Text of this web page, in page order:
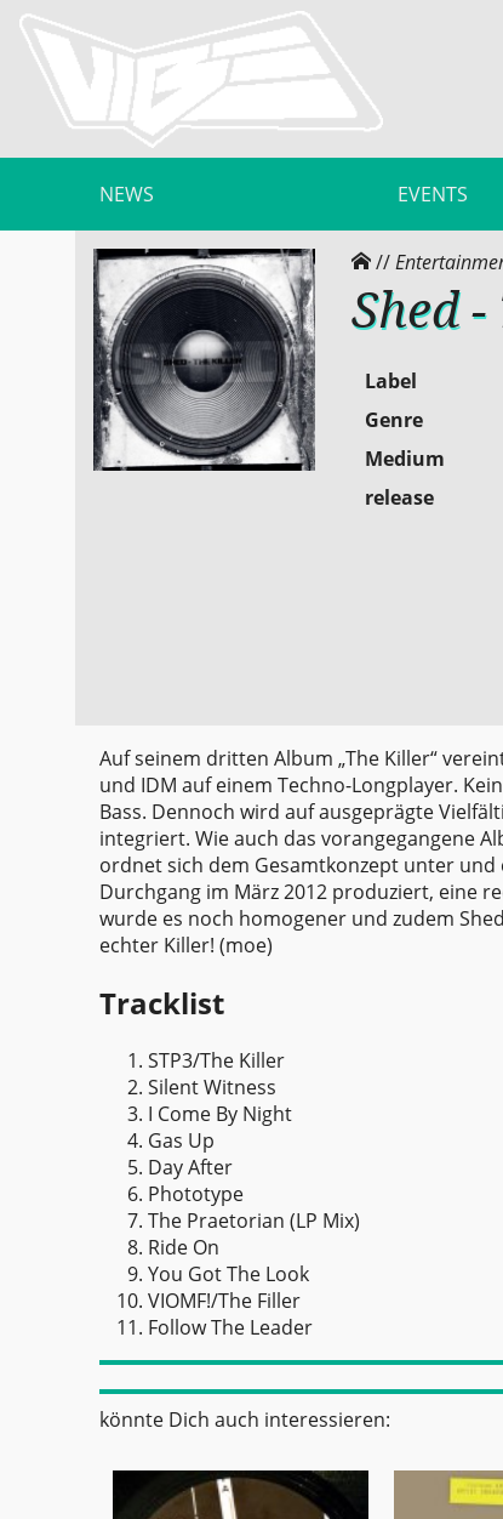
NEWS EVENTS
//
Shed
Label
Genre
Medium
release
Auf seinem dritten Album „The Killer“
und IDM auf einem Techno-Longplayer.
Bass. Dennoch wird auf ausgeprägte
integriert. Wie auch das vorangegangene
ordnet sich dem Gesamtkonzept unter
Durchgang im März 2012 produziert, eine
wurde es noch homogener und zudem
echter Killer! (moe)
Tracklist
STP3/The Killer
Silent Witness
I Come By Night
Gas Up
Day After
Phototype
The Praetorian (LP Mix)
Ride On
You Got The Look
VIOMF!/The Filler
Follow The Leader
könnte Dich auch interessieren: